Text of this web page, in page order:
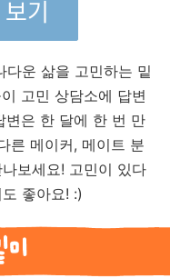
기
다운 삶을 고민하는 밑
고민 상담소에 답변
변은 한 달에 한 번 만
른 메이커, 메이트 분
보세요! 고민이 있다
좋아요! :)